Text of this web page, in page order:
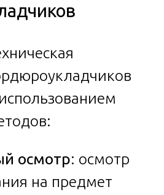
осмотр: осмотр
на предмет